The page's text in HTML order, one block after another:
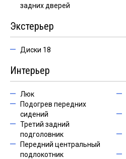
задних дверей
Экстерьер
Диски 18
Интерьер
Люк
Подогрев передних
сидений
Третий задний
подголовник
Передний центральный
подлокотник